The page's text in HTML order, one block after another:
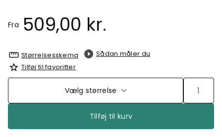
Fra 509,00 kr.
Størrelsesskema
Sådan måler du
Tilføj til favoritter
Vælg størrelse
Tilføj til kurv